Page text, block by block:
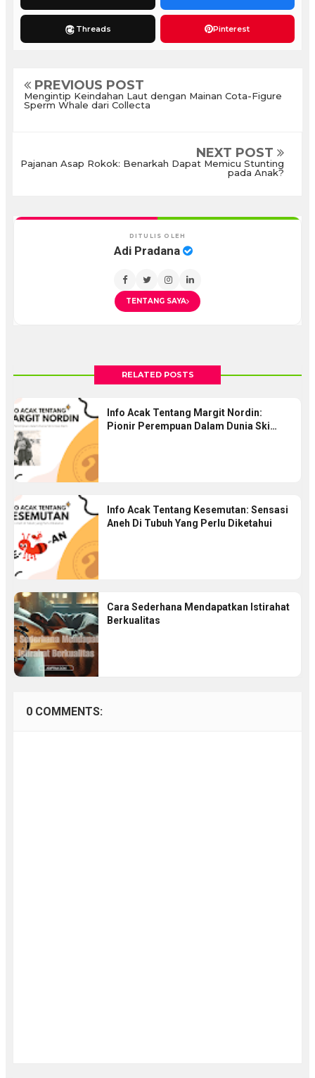
Threads Pinterest
PREVIOUS POST
Mengintip Keindahan Laut dengan Mainan Cota-Figure
Sperm Whale dari Collecta
NEXT POST
Pajanan Asap Rokok: Benarkah Dapat Memicu Stunting
pada Anak?
DITULIS OLEH
Adi Pradana
TENTANG SAYA
RELATED POSTS
Info Acak Tentang Margit Nordin:
Pionir Perempuan Dalam Dunia Ski
Info Acak Tentang Kesemutan: Sensasi
Aneh Di Tubuh Yang Perlu Diketahui
Cara Sederhana Mendapatkan Istirahat
Berkualitas
0 COMMENTS: